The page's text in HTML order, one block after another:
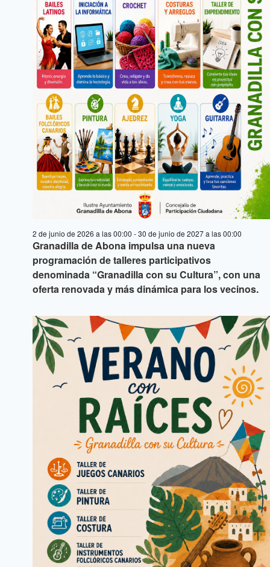
Granadilla de Abona impulsa una nueva
programación de talleres participativos
denominada “Granadilla con su Cultura”, con una
oferta renovada y más dinámica para los vecinos.
2 de junio de 2026 a las 00:00 -30 de junio de 2027 a las 00:00